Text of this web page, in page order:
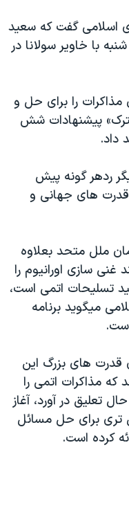
اسلامی گفت که سعيد
با خاوير سولانا در
را برای حل و
پيشنهادات شش
داد.
ردهر گونه پيش
قدرت های جهانی و
ملل متحد بعلاوه
سازی اورانيوم را
تسليحات اتمی است،
ميگويد برنامه
های بزرگ اين
مذاکرات اتمی را
تعليق در آورد، آغاز
تری برای حل مسائل
کرده است.